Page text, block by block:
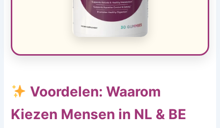
Voordelen: Waarom
Kiezen Mensen in NL & BE